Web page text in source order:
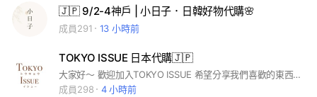
🇯🇵 9/2-4神戶 | 小日子．日韓好物代購🌸
成員291 13 小時前
TOKYO ISSUE 日本代購🇯🇵
大家好～ 歡迎加入TOKYO ISSUE 希望分享我們喜歡的東西給大家🧡 也歡迎大家詢問你們感興趣的商品 會盡力幫大家找尋 #日本代購#日本連線#時尚
成員298
4 小時前